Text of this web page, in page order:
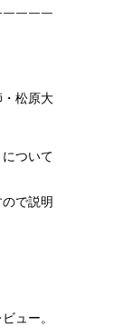
￣￣￣
松原大
ついて
で説明
ュー。